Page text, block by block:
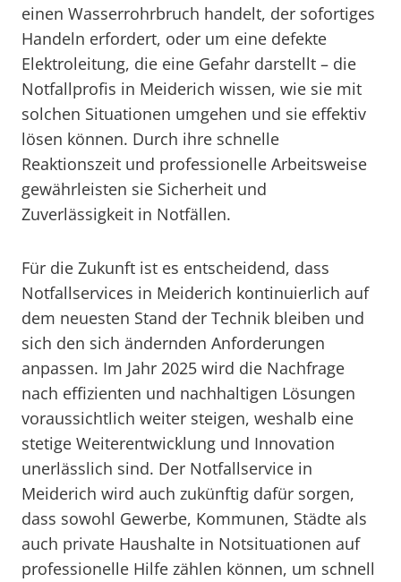
einen Wasserrohrbruch handelt, der sofortiges
Handeln erfordert, oder um eine defekte
Elektroleitung, die eine Gefahr darstellt – die
Notfallprofis in Meiderich wissen, wie sie mit
solchen Situationen umgehen und sie effektiv
lösen können. Durch ihre schnelle
Reaktionszeit und professionelle Arbeitsweise
gewährleisten sie Sicherheit und
Zuverlässigkeit in Notfällen.
Für die Zukunft ist es entscheidend, dass
Notfallservices in Meiderich kontinuierlich auf
dem neuesten Stand der Technik bleiben und
sich den sich ändernden Anforderungen
anpassen. Im Jahr 2025 wird die Nachfrage
nach effizienten und nachhaltigen Lösungen
voraussichtlich weiter steigen, weshalb eine
stetige Weiterentwicklung und Innovation
unerlässlich sind. Der Notfallservice in
Meiderich wird auch zukünftig dafür sorgen,
dass sowohl Gewerbe, Kommunen, Städte als
auch private Haushalte in Notsituationen auf
professionelle Hilfe zählen können, um schnell